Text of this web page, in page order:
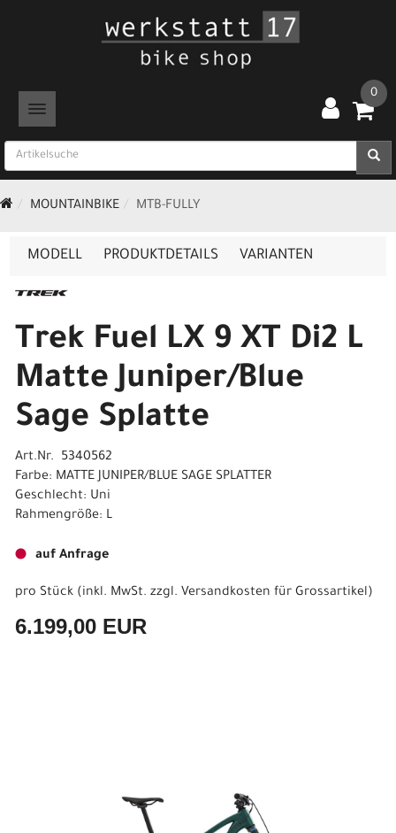
TOGGLE NAVIGATION
0
MOUNTAINBIKE MTB-FULLY
MODELL PRODUKTDETAILS VARIANTEN
Trek Fuel LX 9 XT Di2 L
Matte Juniper/Blue
Sage Splatte
Art.Nr. 5340562
Farbe: MATTE JUNIPER/BLUE SAGE SPLATTER
Geschlecht: Uni
Rahmengröße: L
auf Anfrage
pro Stück (inkl. MwSt. zzgl. Versandkosten für Grossartikel)
6.199,00 EUR